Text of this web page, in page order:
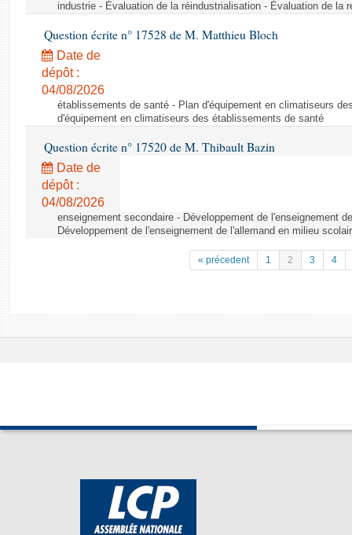
industrie - Évaluation de la réindustrialisation - Évaluation de la
Question écrite n° 17528 de M. Matthieu Bloch
Date de
dépôt :
04/08/2026
établissements de santé - Plan d'équipement en climatiseurs
d'équipement en climatiseurs des établissements de santé
Question écrite n° 17520 de M. Thibault Bazin
Date de
dépôt :
04/08/2026
enseignement secondaire - Développement de l'enseignement
Développement de l'enseignement de l'allemand en milieu
« précedent 1 2 3 4